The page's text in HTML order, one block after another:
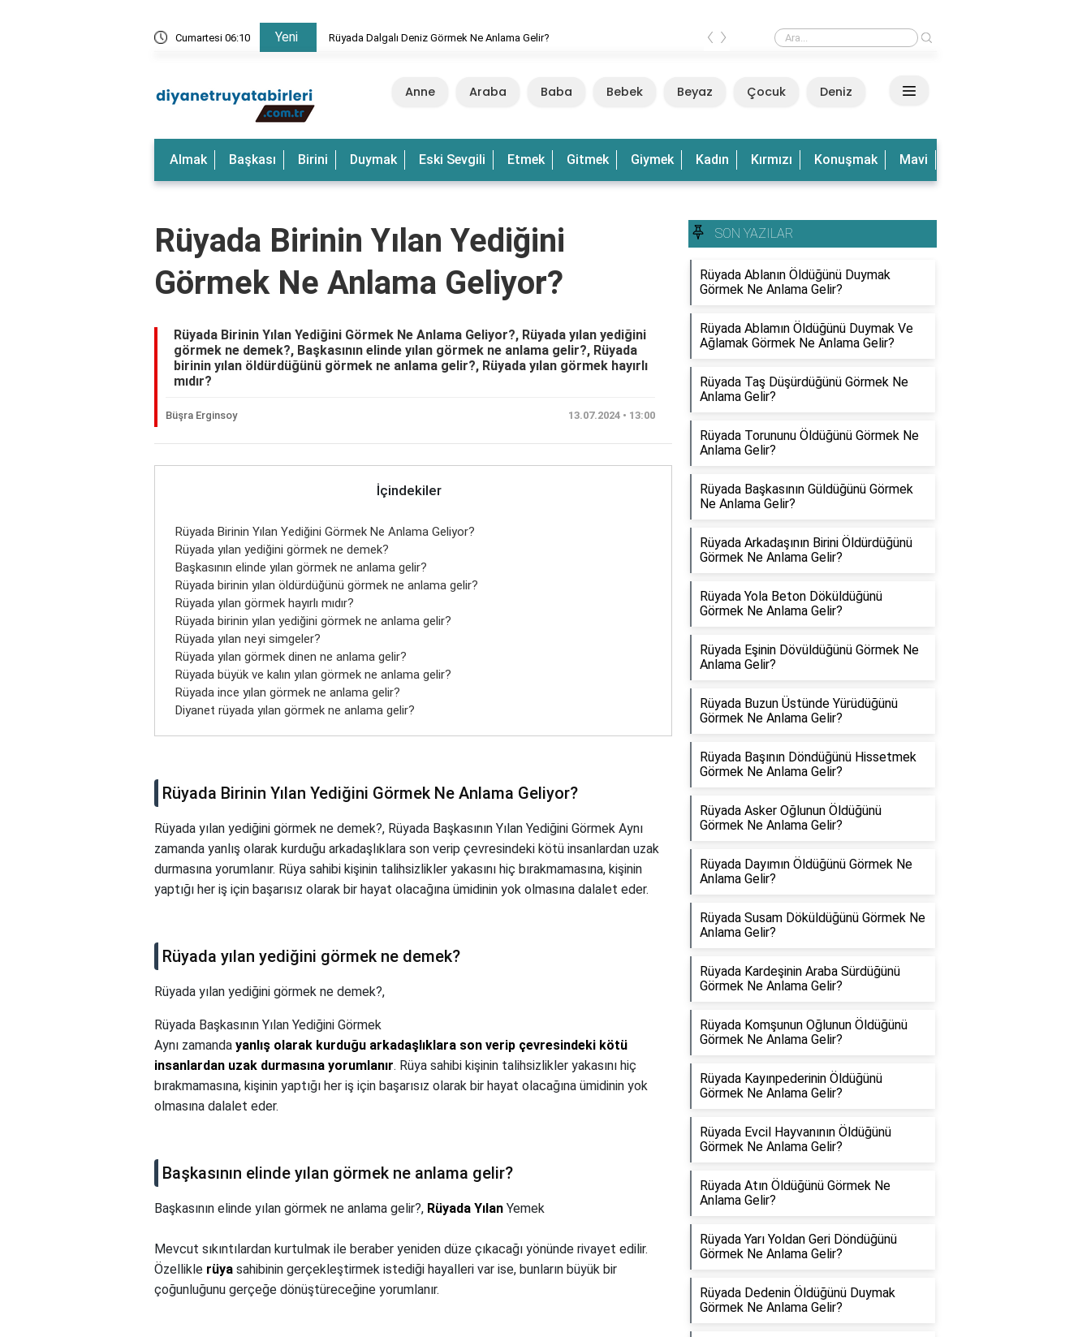
Cumartesi 06:10 Yeni Rüyada Dalgalı Deniz Görmek Ne Anlama Gelir? Rüyada Dalgalı Deniz Görmek Ne Anlama Gelir?
‹ ›
Anne Araba Baba Bebek Beyaz Çocuk Deniz
Almak Başkası Birini Duymak Eski Sevgili Etmek Gitmek Giymek Kadın Kırmızı Konuşmak Mavi
Rüyada Birinin Yılan Yediğini
Görmek Ne Anlama Geliyor?
Rüyada Birinin Yılan Yediğini Görmek Ne Anlama Geliyor?, Rüyada yılan yediğini
görmek ne demek?, Başkasının elinde yılan görmek ne anlama gelir?, Rüyada
birinin yılan öldürdüğünü görmek ne anlama gelir?, Rüyada yılan görmek hayırlı
mıdır?
Büşra Erginsoy 13.07.2024 • 13:00
İçindekiler
Rüyada Birinin Yılan Yediğini Görmek Ne Anlama Geliyor?
Rüyada yılan yediğini görmek ne demek?
Başkasının elinde yılan görmek ne anlama gelir?
Rüyada birinin yılan öldürdüğünü görmek ne anlama gelir?
Rüyada yılan görmek hayırlı mıdır?
Rüyada birinin yılan yediğini görmek ne anlama gelir?
Rüyada yılan neyi simgeler?
Rüyada yılan görmek dinen ne anlama gelir?
Rüyada büyük ve kalın yılan görmek ne anlama gelir?
Rüyada ince yılan görmek ne anlama gelir?
Diyanet rüyada yılan görmek ne anlama gelir?
Rüyada Birinin Yılan Yediğini Görmek Ne Anlama Geliyor?
Rüyada yılan yediğini görmek ne demek?, Rüyada Başkasının Yılan Yediğini Görmek Aynı
zamanda yanlış olarak kurduğu arkadaşlıklara son verip çevresindeki kötü insanlardan uzak
durmasına yorumlanır. Rüya sahibi kişinin talihsizlikler yakasını hiç bırakmamasına, kişinin
yaptığı her iş için başarısız olarak bir hayat olacağına ümidinin yok olmasına dalalet eder.
Rüyada yılan yediğini görmek ne demek?
Rüyada yılan yediğini görmek ne demek?,
Rüyada Başkasının Yılan Yediğini Görmek
Aynı zamanda yanlış olarak kurduğu arkadaşlıklara son verip çevresindeki kötü
insanlardan uzak durmasına yorumlanır. Rüya sahibi kişinin talihsizlikler yakasını hiç
bırakmamasına, kişinin yaptığı her iş için başarısız olarak bir hayat olacağına ümidinin yok
olmasına dalalet eder.
Başkasının elinde yılan görmek ne anlama gelir?
Başkasının elinde yılan görmek ne anlama gelir?, Rüyada Yılan Yemek
Mevcut sıkıntılardan kurtulmak ile beraber yeniden düze çıkacağı yönünde rivayet edilir.
Özellikle rüya sahibinin gerçekleştirmek istediği hayalleri var ise, bunların büyük bir
çoğunluğunu gerçeğe dönüştüreceğine yorumlanır.
SON YAZILAR
Rüyada Ablanın Öldüğünü Duymak
Görmek Ne Anlama Gelir?
Rüyada Ablamın Öldüğünü Duymak Ve
Ağlamak Görmek Ne Anlama Gelir?
Rüyada Taş Düşürdüğünü Görmek Ne
Anlama Gelir?
Rüyada Torununu Öldüğünü Görmek Ne
Anlama Gelir?
Rüyada Başkasının Güldüğünü Görmek
Ne Anlama Gelir?
Rüyada Arkadaşının Birini Öldürdüğünü
Görmek Ne Anlama Gelir?
Rüyada Yola Beton Döküldüğünü
Görmek Ne Anlama Gelir?
Rüyada Eşinin Dövüldüğünü Görmek Ne
Anlama Gelir?
Rüyada Buzun Üstünde Yürüdüğünü
Görmek Ne Anlama Gelir?
Rüyada Başının Döndüğünü Hissetmek
Görmek Ne Anlama Gelir?
Rüyada Asker Oğlunun Öldüğünü
Görmek Ne Anlama Gelir?
Rüyada Dayımın Öldüğünü Görmek Ne
Anlama Gelir?
Rüyada Susam Döküldüğünü Görmek Ne
Anlama Gelir?
Rüyada Kardeşinin Araba Sürdüğünü
Görmek Ne Anlama Gelir?
Rüyada Komşunun Oğlunun Öldüğünü
Görmek Ne Anlama Gelir?
Rüyada Kayınpederinin Öldüğünü
Görmek Ne Anlama Gelir?
Rüyada Evcil Hayvanının Öldüğünü
Görmek Ne Anlama Gelir?
Rüyada Atın Öldüğünü Görmek Ne
Anlama Gelir?
Rüyada Yarı Yoldan Geri Döndüğünü
Görmek Ne Anlama Gelir?
Rüyada Dedenin Öldüğünü Duymak
Görmek Ne Anlama Gelir?